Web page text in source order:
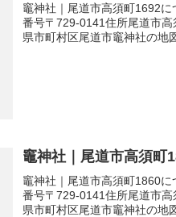
竈神社｜尾道市高須町1692
番号〒729-0141住所尾道市
県市町村区尾道市竈神社の地
竈神社｜尾道市高須町
竈神社｜尾道市高須町1860
番号〒729-0141住所尾道市
県市町村区尾道市竈神社の地